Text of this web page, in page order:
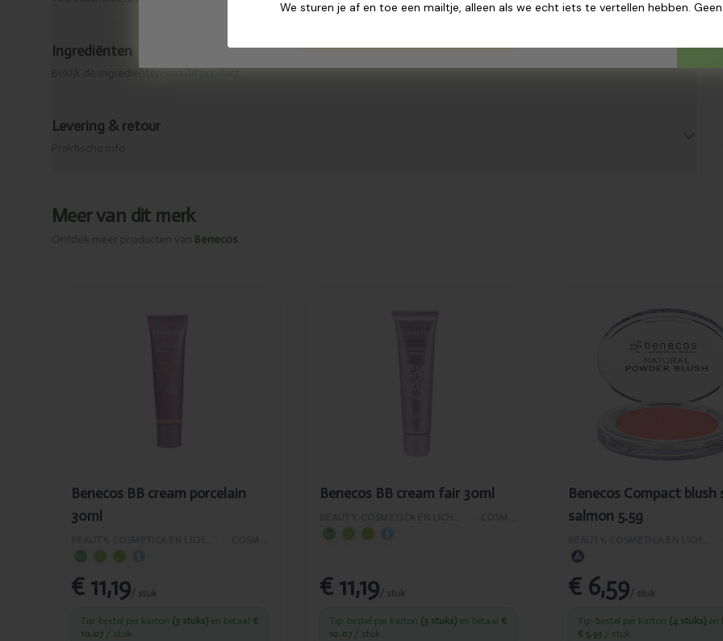
Ingrediënten
Bekijk de ingrediënten van dit product.
Levering & retour
Meer van dit merk
Ontdek meer producten van Benecos
Benecos BB cream porcelain
30ml
€ 11,19/ stuk
Tip: bestel per karton (3 stuks) en betaal €
10,07 / stuk
Benecos BB cream fair 30ml
€ 11,19/ stuk
Tip: bestel per karton (3 stuks) en betaal €
10,07 / stuk
Benecos
Compact blush
sassy salmon
Benecos Compact blush
salmon 5.5g
€ 6,59/ stuk
Tip: bestel per karton (4 stuks) en
€ 5,93 / stuk
Bestel nu
We sturen je af en toe een mailtje, alleen als we echt iets te vertellen hebben.